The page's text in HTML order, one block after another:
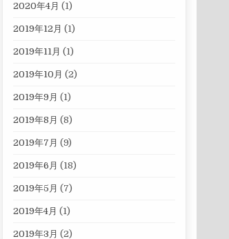
2020年4月 (1)
2019年12月 (1)
2019年11月 (1)
2019年10月 (2)
2019年9月 (1)
2019年8月 (8)
2019年7月 (9)
2019年6月 (18)
2019年5月 (7)
2019年4月 (1)
2019年3月 (2)